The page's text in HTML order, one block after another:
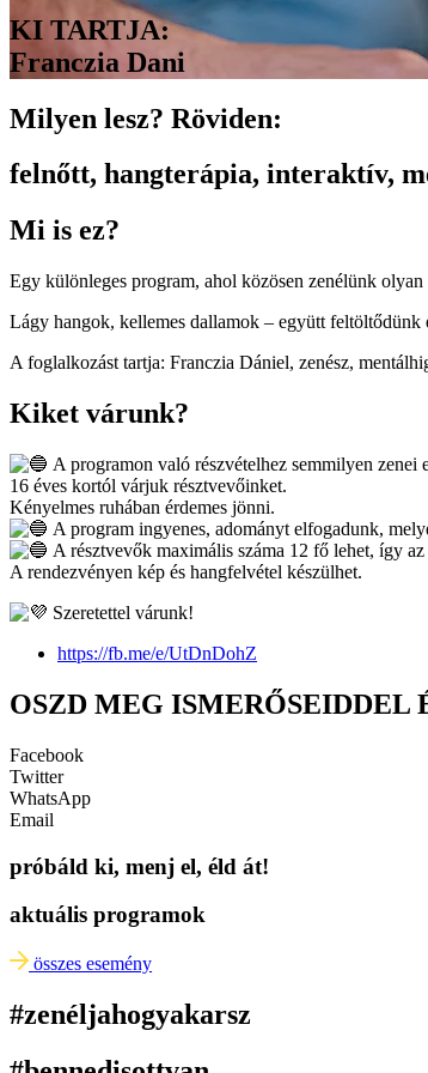
KI TARTJA:
Franczia Dani
Milyen lesz? Röviden:
felnőtt, hangterápia, interaktív,
Mi is ez?
Egy különleges program, ahol közösen zenélünk
Lágy hangok, kellemes dallamok – együtt
A foglalkozást tartja: Franczia Dániel, zenész,
Kiket várunk?
A programon való részvételhez semmilyen zenei
16 éves kortól várjuk résztvevőinket.
Kényelmes ruhában érdemes jönni.
A program ingyenes, adományt elfogadunk,
A résztvevők maximális száma 12 fő lehet, így
A rendezvényen kép és hangfelvétel készülhet.
Szeretettel várunk!
https://fb.me/e/UtDnDohZ
OSZD MEG
Facebook
Twitter
WhatsApp
Email
próbáld ki, menj el, éld át!
aktuális programok
összes esemény
#zenéljahogyakarsz